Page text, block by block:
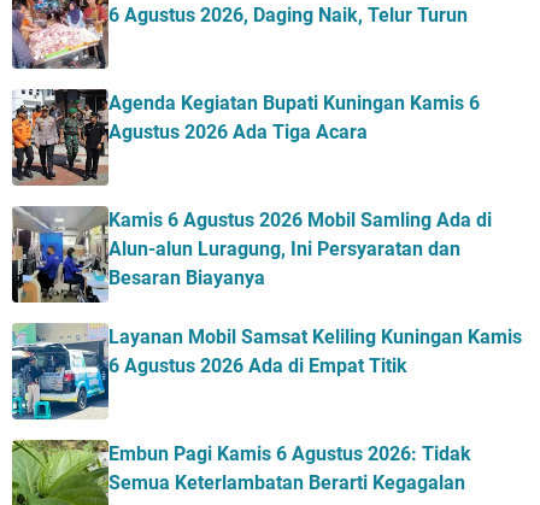
6 Agustus 2026, Daging Naik, Telur Turun
Agenda Kegiatan Bupati Kuningan Kamis 6
Agustus 2026 Ada Tiga Acara
Kamis 6 Agustus 2026 Mobil Samling Ada di
Alun-alun Luragung, Ini Persyaratan dan
Besaran Biayanya
Layanan Mobil Samsat Keliling Kuningan Kamis
6 Agustus 2026 Ada di Empat Titik
Embun Pagi Kamis 6 Agustus 2026: Tidak
Semua Keterlambatan Berarti Kegagalan